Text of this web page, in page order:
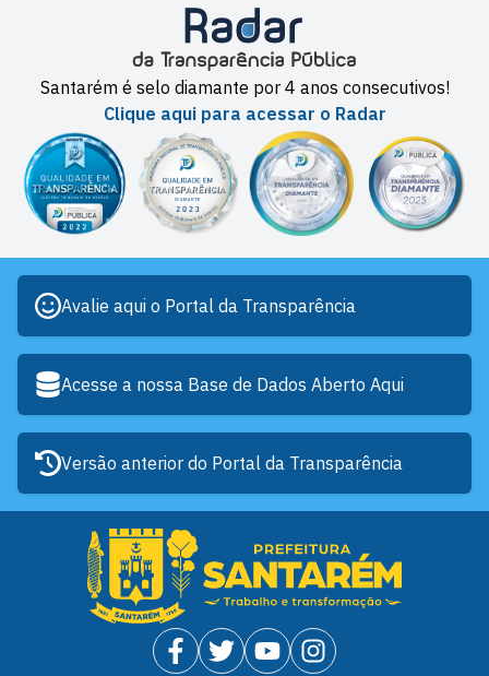
Santarém é selo diamante por 4 anos consecutivos!
Clique aqui para acessar o Radar
Avalie aqui o Portal da Transparência
Acesse a nossa Base de Dados Aberto Aqui
Versão anterior do Portal da Transparência